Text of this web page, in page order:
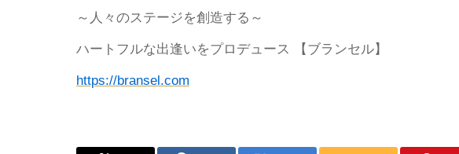
～人々のステージを創造する～
ハートフルな出逢いをプロデュース 【ブランセル】
https://bransel.com